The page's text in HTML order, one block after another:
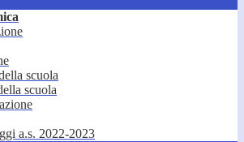
scuola
scuola
a.s. 2022-2023